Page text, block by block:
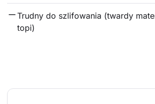
Trudny do szlifowania (twardy
topi)